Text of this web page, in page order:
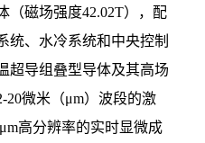
（磁场强度42.02T），配
统、水冷系统和中央控制
超导组叠型导体及其高场
20微米（μm）波段的激
高分辨率的实时显微成